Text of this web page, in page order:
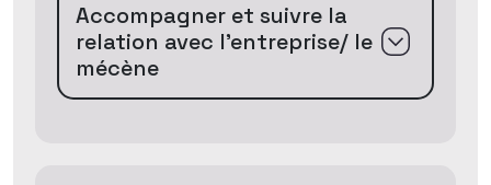
Accompagner et suivre la
relation avec l’entreprise/ le
mécène